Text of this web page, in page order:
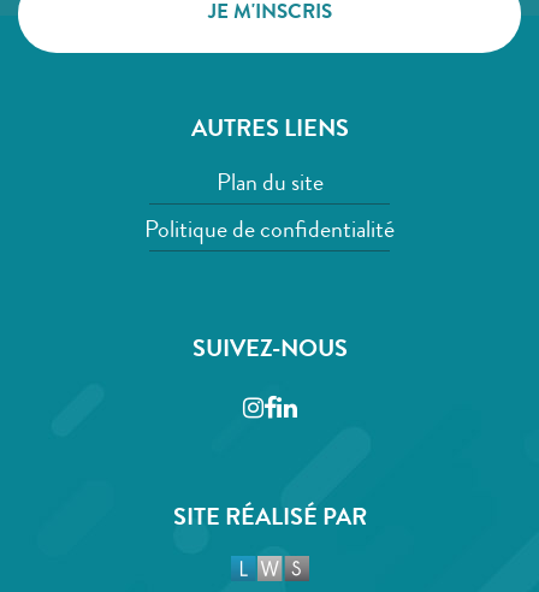
AUTRES LIENS
Plan du site
Politique de confidentialité
SUIVEZ-NOUS
Instagram
Facebook
LinkedIn
SITE RÉALISÉ PAR